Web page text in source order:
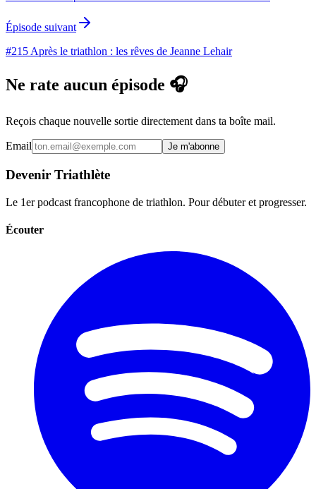
Épisode suivant
#215 Après le triathlon : les rêves de Jeanne Lehair
Ne rate aucun épisode 🎧
Reçois chaque nouvelle sortie directement dans ta boîte mail.
Email Je m'abonne
Devenir Triathlète
Le 1er podcast francophone de triathlon. Pour débuter et progresser.
Écouter